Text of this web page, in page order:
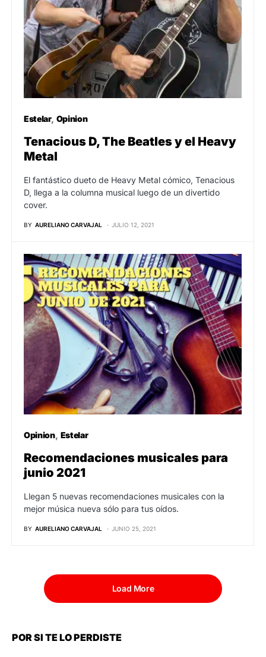
Estelar Opinion
Tenacious D, The Beatles y el Heavy
Metal
El fantástico dueto de Heavy Metal cómico, Tenacious
D, llega a la columna musical luego de un divertido
cover.
BY AURELIANO CARVAJAL JULIO 12, 2021
Opinion Estelar
Recomendaciones musicales para
junio 2021
Llegan 5 nuevas recomendaciones musicales con la
mejor música nueva sólo para tus oídos.
BY AURELIANO CARVAJAL JUNIO 25, 2021
Load More
POR SI TE LO PERDISTE